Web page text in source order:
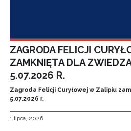
ZAGRODA FELICJI
ZAMKNIĘTA DLA
5.07.2026 R.
Zagroda Felicji Curyłowej w Zalipiu
5.07.2026 r.
1 lipca, 2026